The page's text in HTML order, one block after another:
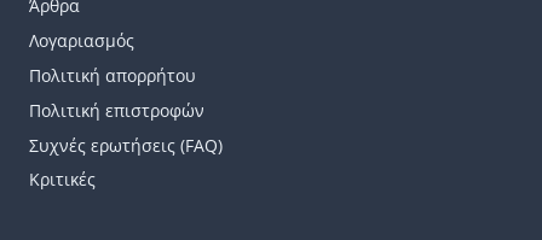
Άρθρα
Λογαριασμός
Πολιτική απορρήτου
Πολιτική επιστροφών
Συχνές ερωτήσεις (FAQ)
Κριτικές